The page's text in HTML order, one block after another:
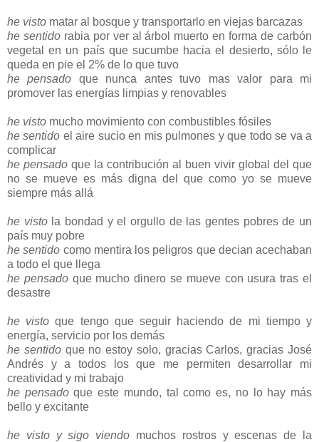
he visto matar al bosque y transportarlo en viejas barcazas
he sentidorabia por ver al árbol muerto en forma de carbón
vegetal en un país que sucumbe hacia el desierto, sólo le
queda en pie el 2% de lo que tuvo
he pensado que nunca antes tuvo mas valor para mi
promover las energías limpias y renovables
he visto mucho movimiento con combustibles fósiles
he sentido el aire sucio en mis pulmones y que todo se va a
complicar
he pensado que la contribución al buen vivir global del que
no se mueve es más digna del que como yo se mueve
siempre más allá
he vistola bondad y el orgullo de las gentes pobres de un
país muy pobre
he sentido como mentira los peligros que decian acechaban
a todo el que llega
he pensadoque mucho dinero se mueve con usura tras el
desastre
he visto que tengo que seguir haciendo de mi tiempo y
energía, servicio por los demás
he sentidoque no estoy solo, gracias Carlos, gracias José
Andrés y a todos los que me permiten desarrollar mi
creatividad y mi trabajo
he pensadoque este mundo, tal como es, no lo hay más
bello y excitante
he visto y sigo viendo muchos rostros y escenas de la